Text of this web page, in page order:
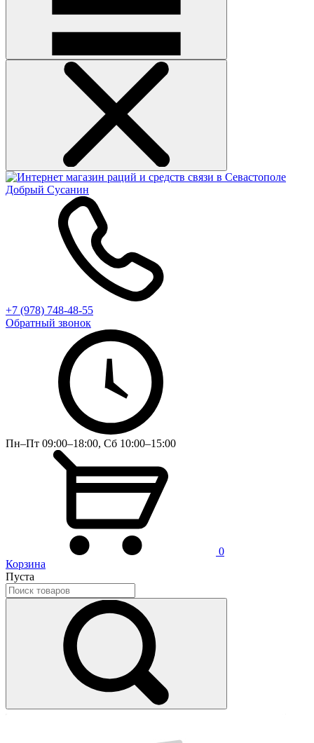
+7 (978) 748-48-55
Обратный звонок
Пн–Пт 09:00–18:00, Сб 10:00–15:00
0
Корзина
Пуста